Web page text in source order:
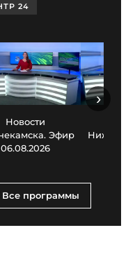
24
Новости
Эфир
06.08.2026
›
программы